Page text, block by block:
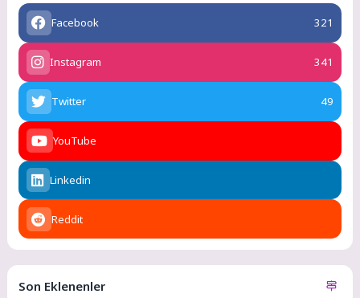
Facebook 321
Instagram 341
Twitter 49
YouTube
Linkedin
Reddit
Son Eklenenler